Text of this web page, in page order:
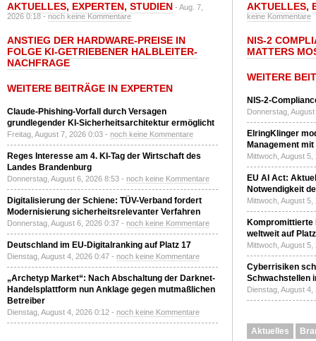
AKTUELLES, EXPERTEN, STUDIEN - Aug. 7,
2026 0:18 -noch keine Kommentare
ANSTIEG DER HARDWARE-PREISE IN
FOLGE KI-GETRIEBENER HALBLEITER-
NACHFRAGE
WEITERE BEITRÄGE IN EXPERTEN
Claude-Phishing-Vorfall durch Versagen
grundlegender KI-Sicherheitsarchitektur ermöglicht
Freitag, August 7, 2026 0:03 - noch keine Kommentare
Reges Interesse am 4. KI-Tag der Wirtschaft des
Landes Brandenburg
Donnerstag, August 6, 2026 8:53 - noch keine Kommentare
Digitalisierung der Schiene: TÜV-Verband fordert
Modernisierung sicherheitsrelevanter Verfahren
Donnerstag, August 6, 2026 0:37 - noch keine Kommentare
Deutschland im EU-Digitalranking auf Platz 17
Dienstag, August 4, 2026 0:47 - noch keine Kommentare
„Archetyp Market“: Nach Abschaltung der Darknet-
Handelsplattform nun Anklage gegen mutmaßlichen
Betreiber
Dienstag, August 4, 2026 0:12 - noch keine Kommentare
AKTUELLES,
keine Kommentare
NIS-2
MATTERS
WEITERE
NIS-2-
Donnerstag,
ElringKlinger
Management
Mittwoch, August
EU AI Act:
Notwendigkeit
Mittwoch, August
Kompromittierte
weltweit auf
Mittwoch, August
Cyberrisiken
Schwachstellen
Dienstag, August
Aktuelles